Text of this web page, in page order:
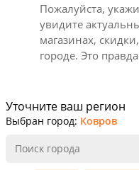
Пожалуйста,
увидите
магазинах,
городе. Это
Уточните ваш регион
Выбран город: Ковров